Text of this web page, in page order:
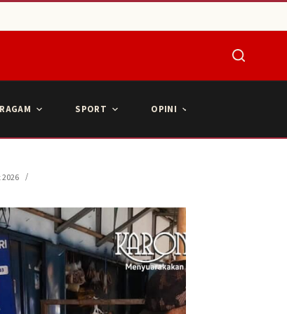
RAGAM SPORT OPINI